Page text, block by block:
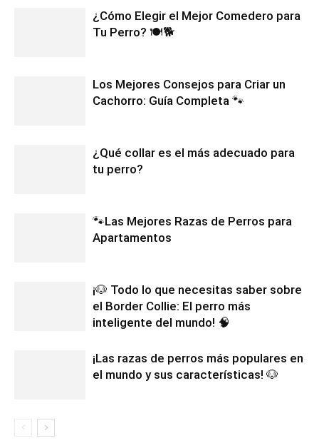
¿Cómo Elegir el Mejor Comedero para
Tu Perro? 🍽️🐕
Los Mejores Consejos para Criar un
Cachorro: Guía Completa 🐾
¿Qué collar es el más adecuado para
tu perro?
🐾Las Mejores Razas de Perros para
Apartamentos
¡🐶 Todo lo que necesitas saber sobre
el Border Collie: El perro más
inteligente del mundo! 🧠
¡Las razas de perros más populares en
el mundo y sus características! 🐶